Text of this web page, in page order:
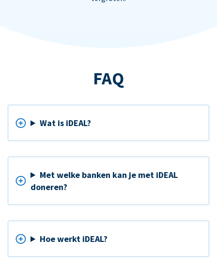
FAQ
Wat is iDEAL?
Met welke banken kan je met iDEAL
doneren?
Hoe werkt iDEAL?